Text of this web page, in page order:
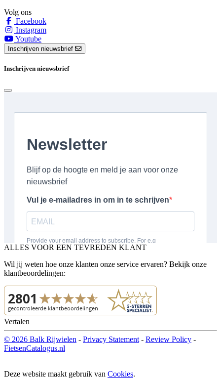
Volg ons
Facebook
Instagram
Youtube
Inschrijven nieuwsbrief
Inschrijven nieuwsbrief
ALLES VOOR EEN TEVREDEN KLANT
Wil jij weten hoe onze klanten onze service ervaren? Bekijk onze
klantbeoordelingen:
Vertalen
© 2026 Balk Rijwielen - Privacy Statement - Review Policy -
FietsenCatalogus.nl
Deze website maakt gebruik van Cookies.